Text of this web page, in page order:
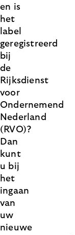
en is
het
label
geregistreerd
bij
de
Rijksdienst
voor
Ondernemend
Nederland
(RVO)?
Dan
kunt
u bij
het
ingaan
van
uw
nieuwe